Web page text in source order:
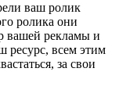
ваш ролик
ролика они
вашей рекламы и
ресурс, всем этим
за свои